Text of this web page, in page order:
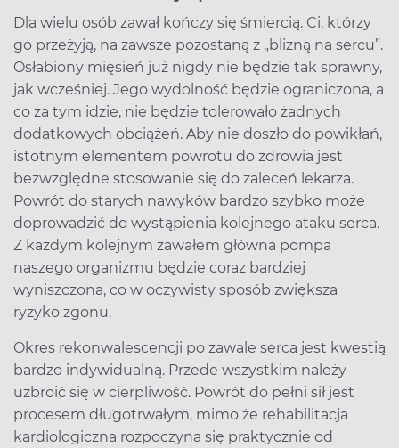
Dla wielu osób zawał kończy się śmiercią. Ci, którzy
go przeżyją, na zawsze pozostaną z „blizną na sercu”.
Osłabiony mięsień już nigdy nie będzie tak sprawny,
jak wcześniej. Jego wydolność będzie ograniczona, a
co za tym idzie, nie będzie tolerowało żadnych
dodatkowych obciążeń. Aby nie doszło do powikłań,
istotnym elementem powrotu do zdrowia jest
bezwzględne stosowanie się do zaleceń lekarza.
Powrót do starych nawyków bardzo szybko może
doprowadzić do wystąpienia kolejnego ataku serca.
Z każdym kolejnym zawałem główna pompa
naszego organizmu będzie coraz bardziej
wyniszczona, co w oczywisty sposób zwiększa
ryzyko zgonu.
Okres rekonwalescencji po zawale serca jest kwestią
bardzo indywidualną. Przede wszystkim należy
uzbroić się w cierpliwość. Powrót do pełni sił jest
procesem długotrwałym, mimo że rehabilitacja
kardiologiczna rozpoczyna się praktycznie od